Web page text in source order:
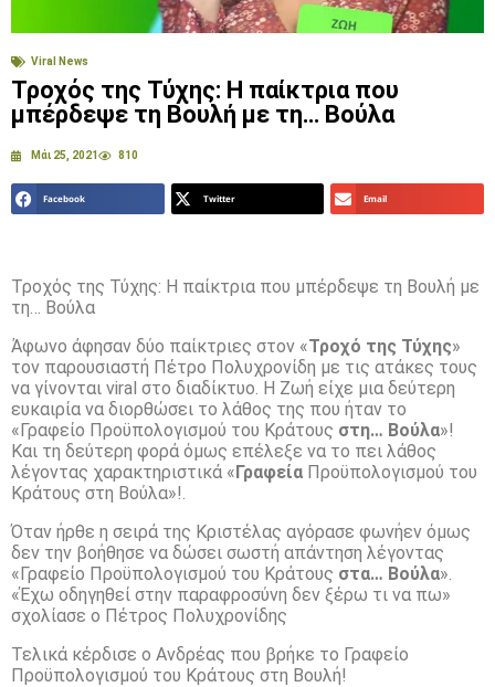
Viral News
Τροχός της Τύχης: Η παίκτρια που
μπέρδεψε τη Βουλή με τη… Βούλα
Μάι 25, 2021 810
Facebook Twitter Email
Τροχός της Τύχης: Η παίκτρια που μπέρδεψε τη Βουλή με
τη… Βούλα
Άφωνο άφησαν δύο παίκτριες στον «Τροχό της Τύχης»
τον παρουσιαστή Πέτρο Πολυχρονίδη με τις ατάκες τους
να γίνονται viral στο διαδίκτυο. Η Ζωή είχε μια δεύτερη
ευκαιρία να διορθώσει το λάθος της που ήταν το
«Γραφείο Προϋπολογισμού του Κράτους στη… Βούλα»!
Και τη δεύτερη φορά όμως επέλεξε να το πει λάθος
λέγοντας χαρακτηριστικά «Γραφεία Προϋπολογισμού του
Κράτους στη Βούλα»!.
Όταν ήρθε η σειρά της Κριστέλας αγόρασε φωνήεν όμως
δεν την βοήθησε να δώσει σωστή απάντηση λέγοντας
«Γραφείο Προϋπολογισμού του Κράτους στα… Βούλα».
«Έχω οδηγηθεί στην παραφροσύνη δεν ξέρω τι να πω»
σχολίασε ο Πέτρος Πολυχρονίδης
Τελικά κέρδισε ο Ανδρέας που βρήκε το Γραφείο
Προϋπολογισμού του Κράτους στη Βουλή!